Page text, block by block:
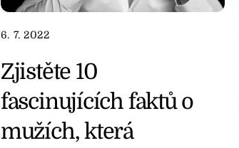
6. 7. 2022
Zjistěte 10
fascinujících faktů o
mužích, která